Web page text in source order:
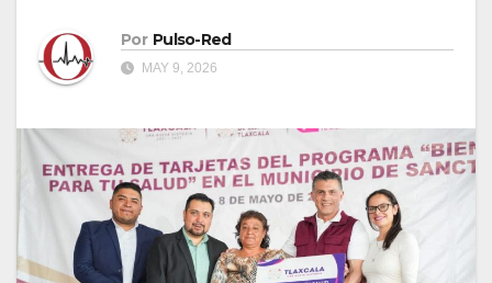
Por Pulso-Red
MAY 9, 2026